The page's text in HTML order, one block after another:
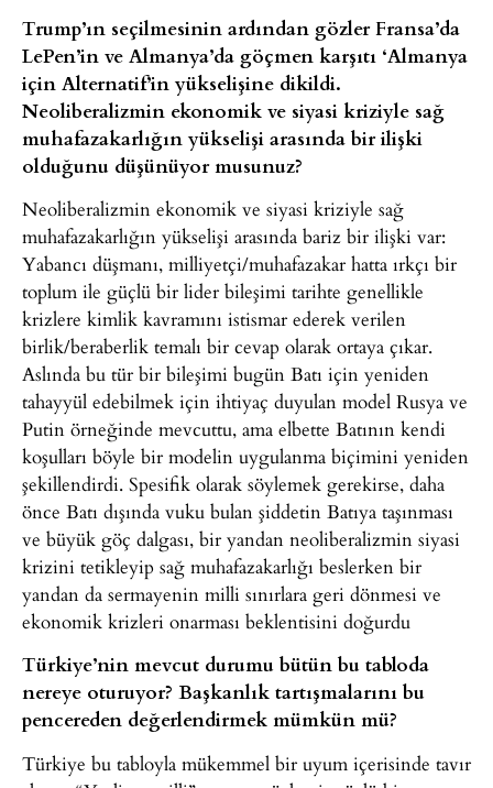
Trump’ın seçilmesinin ardından gözler Fransa’da
LePen’in ve Almanya’da göçmen karşıtı ‘Almanya
için Alternatif’in yükselişine dikildi.
Neoliberalizmin ekonomik ve siyasi kriziyle sağ
muhafazakarlığın yükselişi arasında bir ilişki
olduğunu düşünüyor musunuz?
Neoliberalizmin ekonomik ve siyasi kriziyle sağ
muhafazakarlığın yükselişi arasında bariz bir ilişki var:
Yabancı düşmanı, milliyetçi/muhafazakar hatta ırkçı bir
toplum ile güçlü bir lider bileşimi tarihte genellikle
krizlere kimlik kavramını istismar ederek verilen
birlik/beraberlik temalı bir cevap olarak ortaya çıkar.
Aslında bu tür bir bileşimi bugün Batı için yeniden
tahayyül edebilmek için ihtiyaç duyulan model Rusya ve
Putin örneğinde mevcuttu, ama elbette Batının kendi
koşulları böyle bir modelin uygulanma biçimini yeniden
şekillendirdi. Spesifik olarak söylemek gerekirse, daha
önce Batı dışında vuku bulan şiddetin Batıya taşınması
ve büyük göç dalgası, bir yandan neoliberalizmin siyasi
krizini tetikleyip sağ muhafazakarlığı beslerken bir
yandan da sermayenin milli sınırlara geri dönmesi ve
ekonomik krizleri onarması beklentisini doğurdu
Türkiye’nin mevcut durumu bütün bu tabloda
nereye oturuyor? Başkanlık tartışmalarını bu
pencereden değerlendirmek mümkün mü?
Türkiye bu tabloyla mükemmel bir uyum içerisinde tavır